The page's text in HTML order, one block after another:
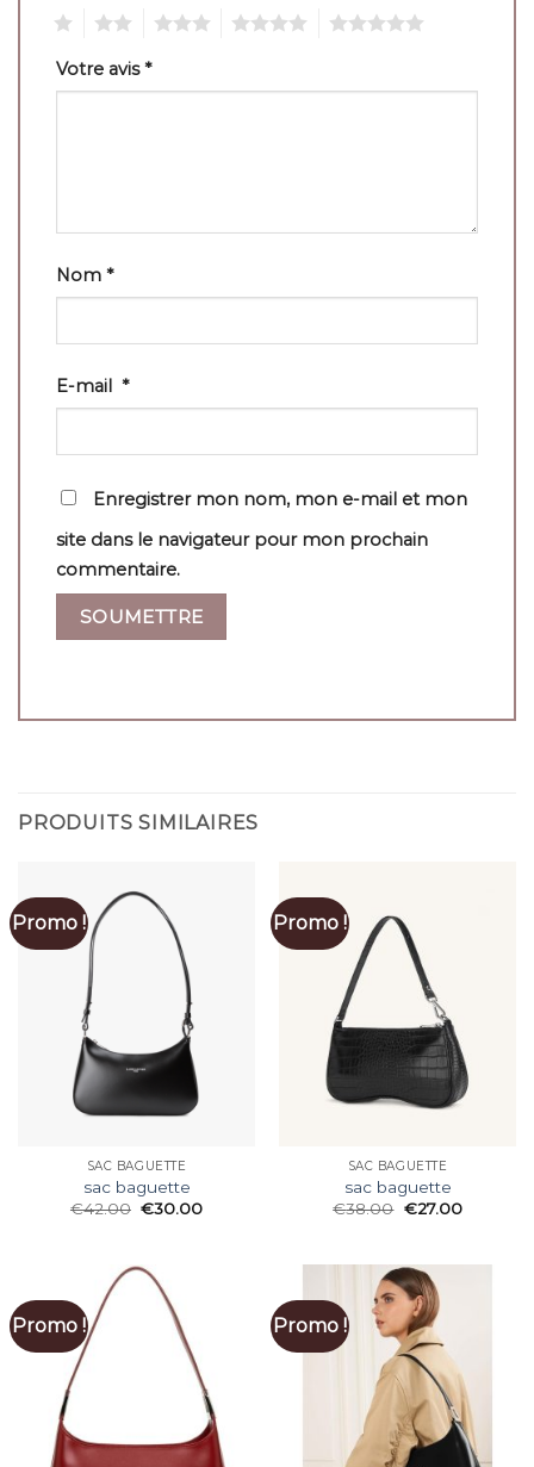
Votre avis*
Nom *
E-mail *
Enregistrer mon nom, mon e-mail et mon
site dans le navigateur pour mon prochain
commentaire.
PRODUITS SIMILAIRES
Promo !
SAC BAGUETTE
sac baguette
€42.00 €30.00
Promo !
SAC BAGUETTE
sac baguette
€38.00 €27.00
Promo ! Promo !